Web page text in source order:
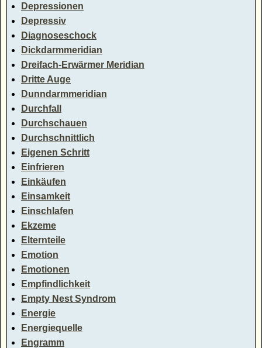
Depressionen
Depressiv
Diagnoseschock
Dickdarmmeridian
Dreifach-Erwärmer Meridian
Dritte Auge
Dunndarmmeridian
Durchfall
Durchschauen
Durchschnittlich
Eigenen Schritt
Einfrieren
Einkäufen
Einsamkeit
Einschlafen
Ekzeme
Elternteile
Emotion
Emotionen
Empfindlichkeit
Empty Nest Syndrom
Energie
Energiequelle
Engramm